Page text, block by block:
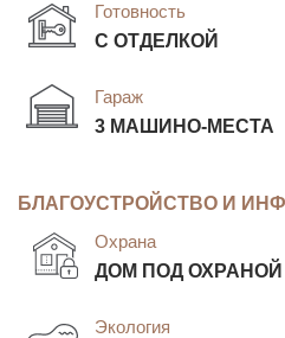
Готовность
С ОТДЕЛКОЙ
Гараж
3 МАШИНО-МЕСТА
БЛАГОУСТРОЙСТВО И
Охрана
ДОМ ПОД ОХРАНОЙ
Экология